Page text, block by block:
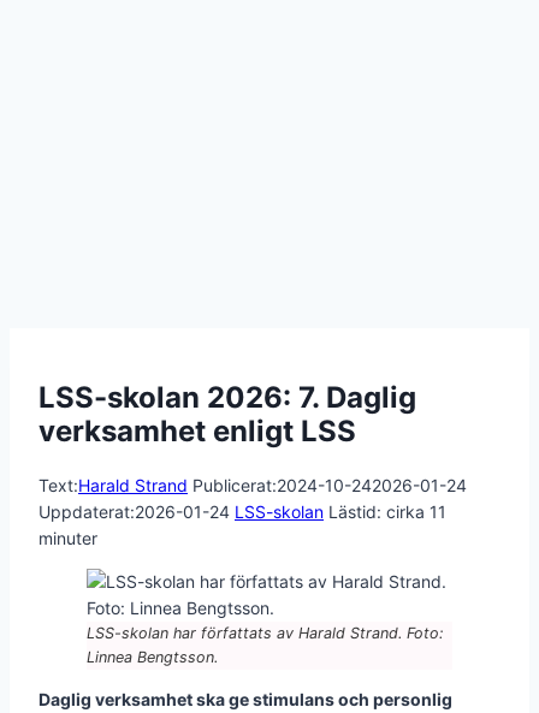
LSS-skolan 2026: 7. Daglig
verksamhet enligt LSS
Text:Harald Strand Publicerat:2024-10-242026-01-24
Uppdaterat:2026-01-24 LSS-skolan Lästid: cirka 11
minuter
LSS-skolan har författats av Harald Strand. Foto:
Linnea Bengtsson.
Daglig verksamhet ska ge stimulans och personlig